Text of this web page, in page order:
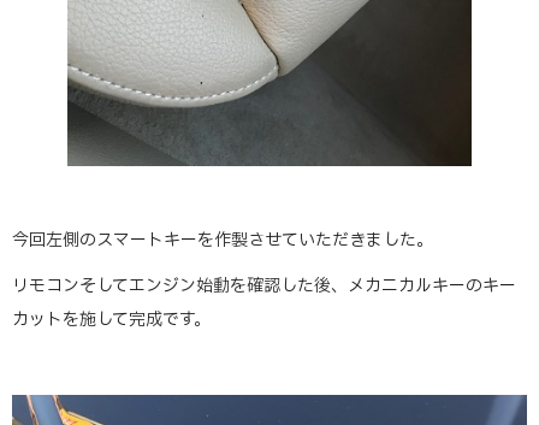
今回左側のスマートキーを作製させていただきました。
リモコンそしてエンジン始動を確認した後、メカニカルキーのキー
カットを施して完成です。